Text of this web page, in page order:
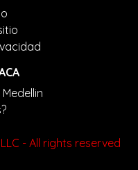
LLC - All rights reserved